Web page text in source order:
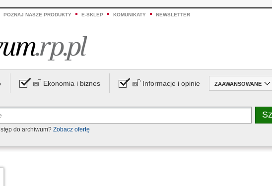
POZNAJ NASZE PRODUKTY E-SKLEP KOMUNIKATY NEWSLETTER
Ekonomia i biznes Informacje i opinie ZAAWANSOWANE
do archiwum? Zobacz ofertę